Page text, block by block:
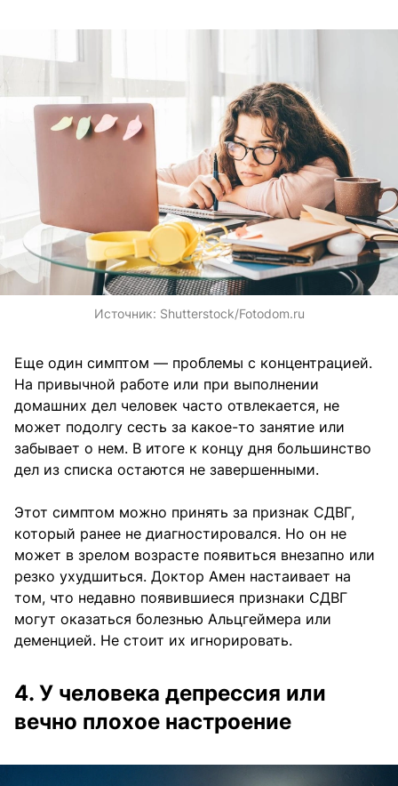
Источник: Shutterstock/Fotodom.ru
Еще один симптом — проблемы с концентрацией.
На привычной работе или при выполнении
домашних дел человек часто отвлекается, не
может подолгу сесть за какое-то занятие или
забывает о нем. В итоге к концу дня большинство
дел из списка остаются не завершенными.
Этот симптом можно принять за признак СДВГ,
который ранее не диагностировался. Но он не
может в зрелом возрасте появиться внезапно или
резко ухудшиться. Доктор Амен настаивает на
том, что недавно появившиеся признаки СДВГ
могут оказаться болезнью Альцгеймера или
деменцией. Не стоит их игнорировать.
4. У человека депрессия или
вечно плохое настроение